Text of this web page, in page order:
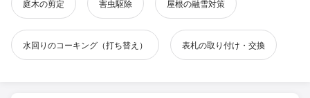
庭木の剪定 害虫駆除 屋根の融雪対策
水回りのコーキング（打ち替え） 表札の取り付け・交換